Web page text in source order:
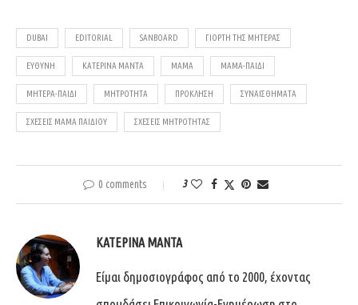
DUBAI EDITORIAL SANBOARD ΓΙΟΡΤΉ ΤΗΣ ΜΗΤΈΡΑΣ
ΕΥΘΎΝΗ ΚΑΤΕΡΊΝΑ ΜΑΝΤΆ ΜΑΜΆ ΜΑΜΆ-ΠΑΙΔΊ
ΜΗΤΈΡΑ-ΠΑΙΔΊ ΜΗΤΡΌΤΗΤΑ ΠΡΟΚΛΗΣΗ ΣΥΝΑΙΣΘΉΜΑΤΑ
ΣΧΈΣΕΙΣ ΜΑΜΆ ΠΑΙΔΙΟΎ ΣΧΈΣΕΙΣ ΜΗΤΡΌΤΗΤΑΣ
0 comments 3
ΚΑΤΕΡΊΝΑ ΜΑΝΤΆ
Είμαι δημοσιογράφος από το 2000, έχοντας